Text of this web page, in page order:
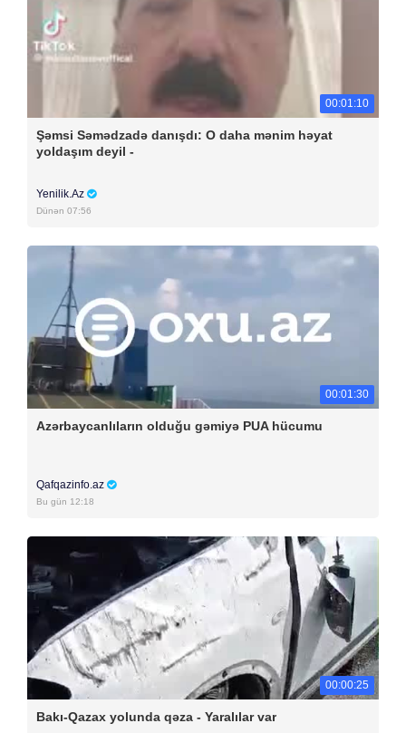
00:01:10
Şəmsi Səmədzadə danışdı: O daha mənim həyat
yoldaşım deyil -
Yenilik.Az
Dünən 07:56
00:01:30
Azərbaycanlıların olduğu gəmiyə PUA hücumu
Qafqazinfo.az
Bu gün 12:18
00:00:25
Bakı-Qazax yolunda qəza - Yaralılar var